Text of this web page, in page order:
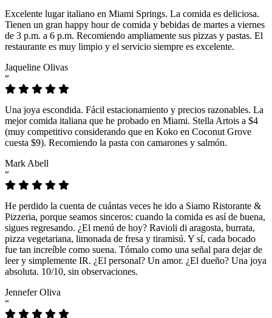
Excelente lugar italiano en Miami Springs. La comida es deliciosa.
Tienen un gran happy hour de comida y bebidas de martes a viernes
de 3 p.m. a 6 p.m. Recomiendo ampliamente sus pizzas y pastas. El
restaurante es muy limpio y el servicio siempre es excelente.
Jaqueline Olivas
“
Una joya escondida. Fácil estacionamiento y precios razonables. La
mejor comida italiana que he probado en Miami. Stella Artois a $4
(muy competitivo considerando que en Koko en Coconut Grove
cuesta $9). Recomiendo la pasta con camarones y salmón.
Mark Abell
“
He perdido la cuenta de cuántas veces he ido a Siamo Ristorante &
Pizzeria, porque seamos sinceros: cuando la comida es así de buena,
sigues regresando. ¿El menú de hoy? Ravioli di aragosta, burrata,
pizza vegetariana, limonada de fresa y tiramisú. Y sí, cada bocado
fue tan increíble como suena. Tómalo como una señal para dejar de
leer y simplemente IR. ¿El personal? Un amor. ¿El dueño? Una joya
absoluta. 10/10, sin observaciones.
Jennefer Oliva
“